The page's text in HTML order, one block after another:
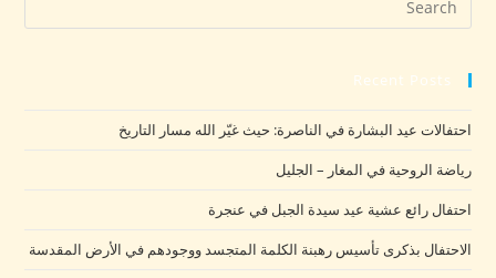
Recent Posts
احتفالات عيد البشارة في الناصرة: حيث غيّر الله مسار التاريخ
رياضة الروحية في المغار – الجليل
احتفال رائع عشية عيد سيدة الجبل في عنجرة
الاحتفال بذكرى تأسيس رهبنة الكلمة المتجسد ووجودهم في الأرض المقدسة